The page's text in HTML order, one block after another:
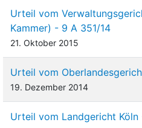
Urteil vom
Kammer) - 9 A 351/14
21. Oktober 2015
Urteil vom
19. Dezember 2014
Urteil vom Landgericht